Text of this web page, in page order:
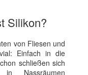
Silikon?
von Fliesen und
Einfach in die
schließen sich
Nassräumen